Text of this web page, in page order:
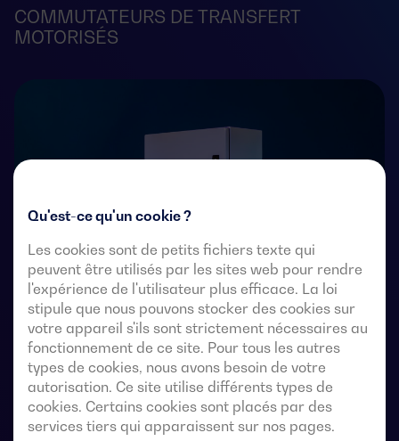
Qu'est-ce qu'un cookie ?
Les cookies sont de petits fichiers texte qui
peuvent être utilisés par les sites web pour rendre
l'expérience de l'utilisateur plus efficace. La loi
stipule que nous pouvons stocker des cookies sur
votre appareil s'ils sont strictement nécessaires au
fonctionnement de ce site. Pour tous les autres
types de cookies, nous avons besoin de votre
autorisation. Ce site utilise différents types de
cookies. Certains cookies sont placés par des
services tiers qui apparaissent sur nos pages.
COMMUTATEURS DE TRANSFERT
MOTORISÉS
Commutateurs de transfert télécommandés à 4 pôles
avec une coupure entièrement apparente. Ils
permettent le transfert en charge de deux sources
triphasées par l’intermédiaire de contacts à distance